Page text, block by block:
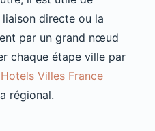
liaison directe ou la
par un grand nœud
chaque étape ville par
Villes France
régional.